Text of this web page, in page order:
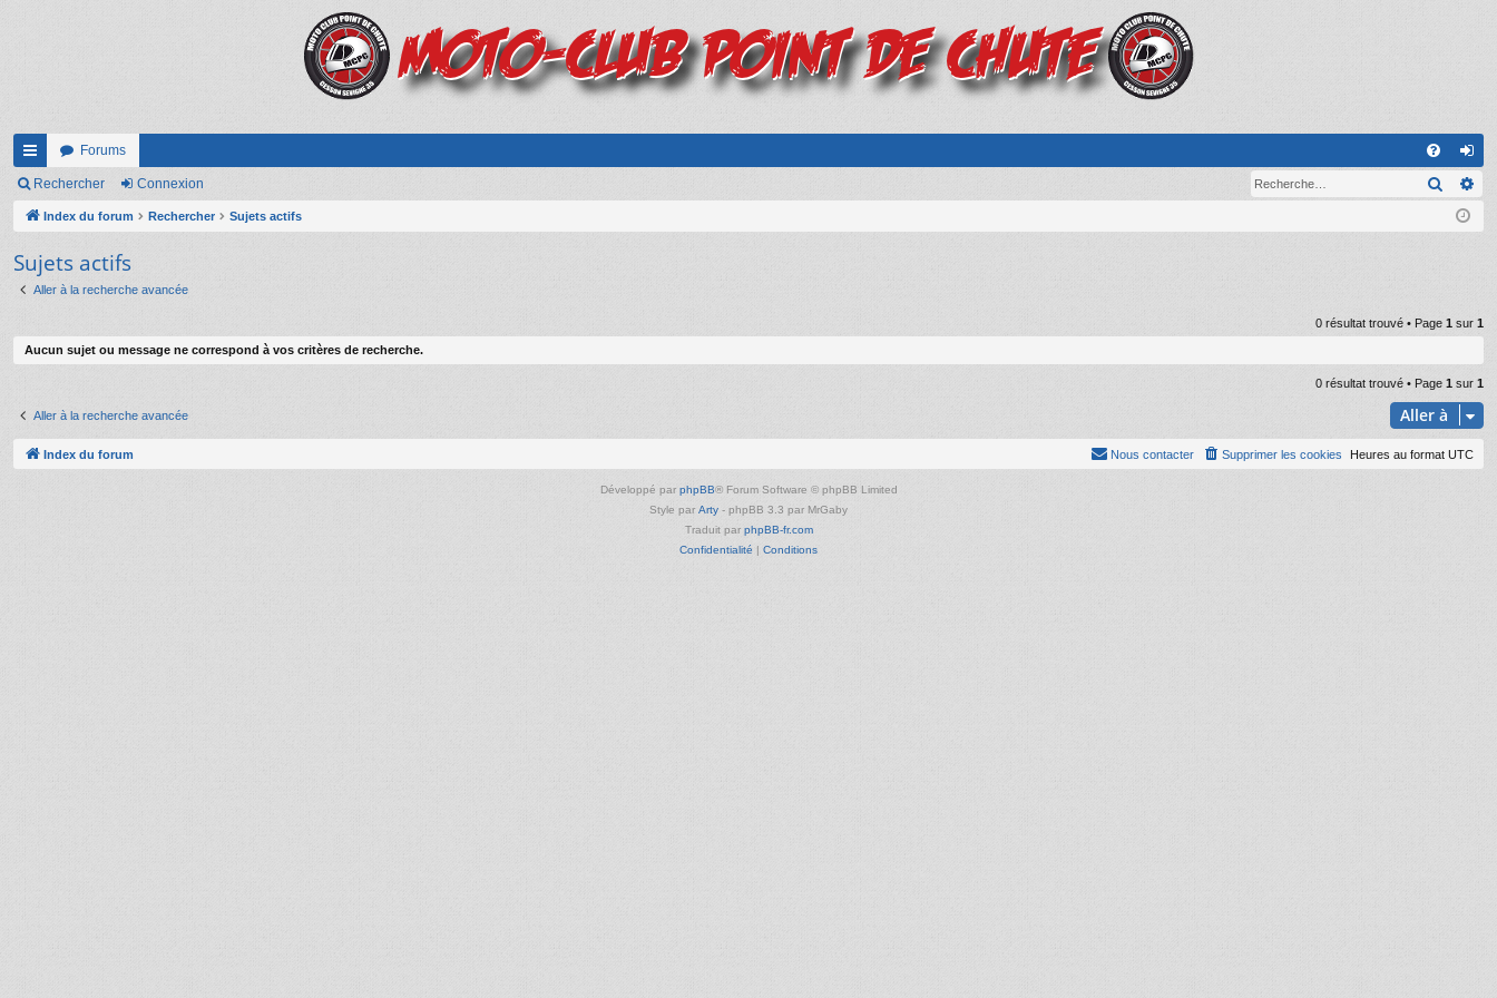
cc
ès
pi
Forums
FA on
ne
Rechercher Connexion
Index du forum Rechercher Sujets actifs
Sujets actifs
Aller à la recherche avancée
0 résultat trouvé • Page 1 sur 1
Aucun sujet ou message ne correspond à vos critères de recherche.
0 résultat trouvé • Page 1 sur 1
Aller à la recherche avancée Aller à
Index du forum Heures au format UTC
Supprimer les cookies
Nous contacter
Développé par phpBB® Forum Software © phpBB Limited
Style par Arty - phpBB 3.3 par MrGaby
Traduit par phpBB-fr.com
Confidentialité
Conditions